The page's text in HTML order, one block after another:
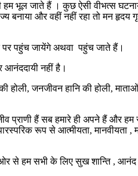
हम भूल जाते हैं । कुछ ऐसी वीभत्स
और वहीं नहीं रहा तो मन हृदय
पर पहुंच जायेंगे अथवा पहुंच जाते हैं।
आनंददायी नहीं है।
जनजीवन हानि की होली,
प्राणी हैं सब हमारे ही अपने हैं
रूप से आत्मीयता, मानवीयता ,
ओर से हम सभी के लिए सुख शान्ति ,